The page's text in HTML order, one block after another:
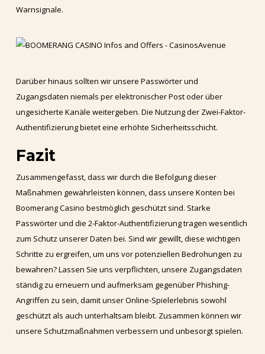
Warnsignale.
Darüber hinaus sollten wir unsere Passwörter und
Zugangsdaten niemals per elektronischer Post oder über
ungesicherte Kanäle weitergeben. Die Nutzung der Zwei-Faktor-
Authentifizierung bietet eine erhöhte Sicherheitsschicht.
Fazit
Zusammengefasst, dass wir durch die Befolgung dieser
Maßnahmen gewährleisten können, dass unsere Konten bei
Boomerang Casino bestmöglich geschützt sind. Starke
Passwörter und die 2-Faktor-Authentifizierung tragen wesentlich
zum Schutz unserer Daten bei. Sind wir gewillt, diese wichtigen
Schritte zu ergreifen, um uns vor potenziellen Bedrohungen zu
bewahren? Lassen Sie uns verpflichten, unsere Zugangsdaten
ständig zu erneuern und aufmerksam gegenüber Phishing-
Angriffen zu sein, damit unser Online-Spielerlebnis sowohl
geschützt als auch unterhaltsam bleibt. Zusammen können wir
unsere Schutzmaßnahmen verbessern und unbesorgt spielen.